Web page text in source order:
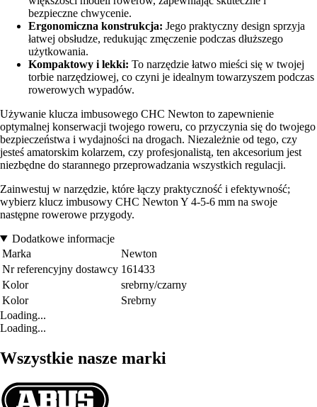
bezpieczne chwycenie.
Ergonomiczna konstrukcja: Jego praktyczny design sprzyja
łatwej obsłudze, redukując zmęczenie podczas dłuższego
użytkowania.
Kompaktowy i lekki: To narzędzie łatwo mieści się w twojej
torbie narzędziowej, co czyni je idealnym towarzyszem podczas
rowerowych wypadów.
Używanie klucza imbusowego CHC Newton to zapewnienie
optymalnej konserwacji twojego roweru, co przyczynia się do twojego
bezpieczeństwa i wydajności na drogach. Niezależnie od tego, czy
jesteś amatorskim kolarzem, czy profesjonalistą, ten akcesorium jest
niezbędne do starannego przeprowadzania wszystkich regulacji.
Zainwestuj w narzędzie, które łączy praktyczność i efektywność;
wybierz klucz imbusowy CHC Newton Y 4-5-6 mm na swoje
następne rowerowe przygody.
Dodatkowe informacje
Marka
Newton
Nr referencyjny dostawcy 161433
Kolor
srebrny/czarny
Kolor
Srebrny
Loading...
Loading...
Wszystkie nasze marki